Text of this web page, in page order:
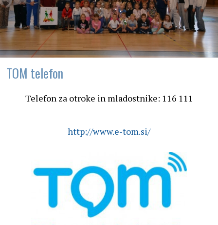
TOM telefon
Telefon za otroke in mladostnike: 116 111
http://www.e-tom.si/